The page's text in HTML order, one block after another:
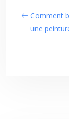
Comment
une